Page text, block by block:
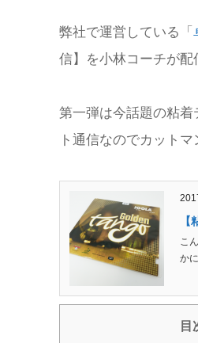
弊社で運営している「
信】を小林コーチが配
第一弾は今話題の粘着
ト通信なのでカット
こ
か
目